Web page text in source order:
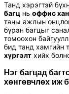
Танд хэрэгтэй
багц нь оффис
таны ажлын
бүрэн багцыг
томоохон
бид танд хамгийн
хүргэлт хийх
Нэг багцад
хөнгөвчлөх иж